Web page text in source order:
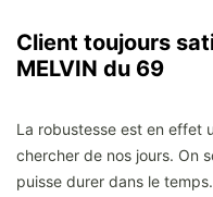
Client toujours
MELVIN du 69
La robustesse est en effet
chercher de nos jours. On
puisse durer dans le